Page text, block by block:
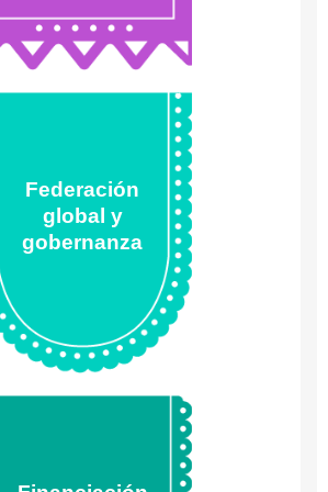
Auditorio de la Facultad de
Ciencias Políticas y Sociales,
15:50 - 16:20
PANEL
“Las revistas de Acceso
Abierto Diamante ante la
consolidación del modelo
de negocio APC”
Guillermina Díaz
Pérez, Directora Editorial de
la Revista Convergencia,
Universidad Autónoma del
Federación
global y
gobernanza